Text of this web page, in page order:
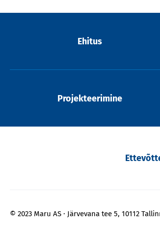
Ehitus
Projekteerimine
© 2023 Maru AS Järvevana tee 5, 10112